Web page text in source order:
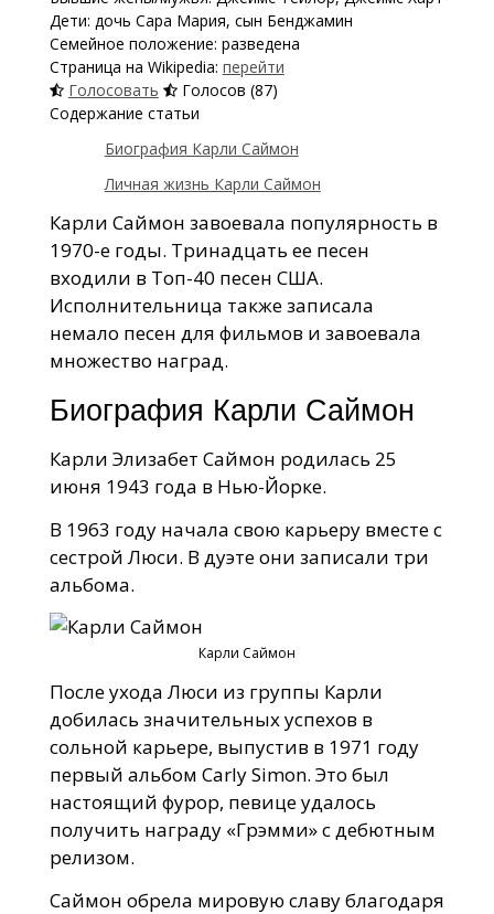
Дети: дочь Сара Мария, сын Бенджамин
Семейное положение: разведена
Страница на Wikipedia: перейти
Голосовать
Голосов (87)
Содержание статьи
Биография Карли Саймон
Личная жизнь Карли Саймон
Карли Саймон завоевала популярность в
1970-е годы. Тринадцать ее песен
входили в Топ-40 песен США.
Исполнительница также записала
немало песен для фильмов и завоевала
множество наград.
Биография Карли Саймон
Карли Элизабет Саймон родилась 25
июня 1943 года в Нью-Йорке.
В 1963 году начала свою карьеру вместе с
сестрой Люси. В дуэте они записали три
альбома.
Карли Саймон
После ухода Люси из группы Карли
добилась значительных успехов в
сольной карьере, выпустив в 1971 году
первый альбом Carly Simon. Это был
настоящий фурор, певице удалось
получить награду «Грэмми» с дебютным
релизом.
Саймон обрела мировую славу благодаря